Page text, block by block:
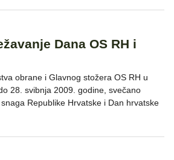
Dana OS RH i
obrane i Glavnog stožera OS RH u
28. svibnja 2009. godine, svečano
Republike Hrvatske i Dan hrvatske